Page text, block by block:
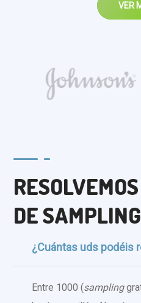
VER
DE SAMPLING
¿Cuántas uds podéis
Entre 1000 (sampling